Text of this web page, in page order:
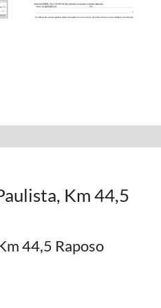
Km 44,5
44,5 Raposo